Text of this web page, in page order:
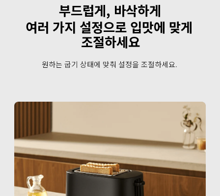
부드럽게, 바삭하게
여러 가지 설정으로 입맛에 맞게
조절하세요
원하는 굽기 상태에 맞춰 설정을 조절하세요.